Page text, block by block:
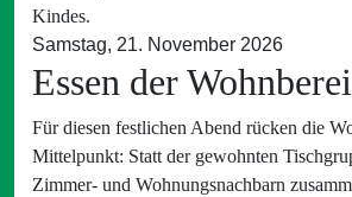
Kindes.
Samstag, 21. November 2026
Essen der
Für diesen festlichen Abend rücken die
Mittelpunkt: Statt der gewohnten
Zimmer- und Wohnungsnachbarn